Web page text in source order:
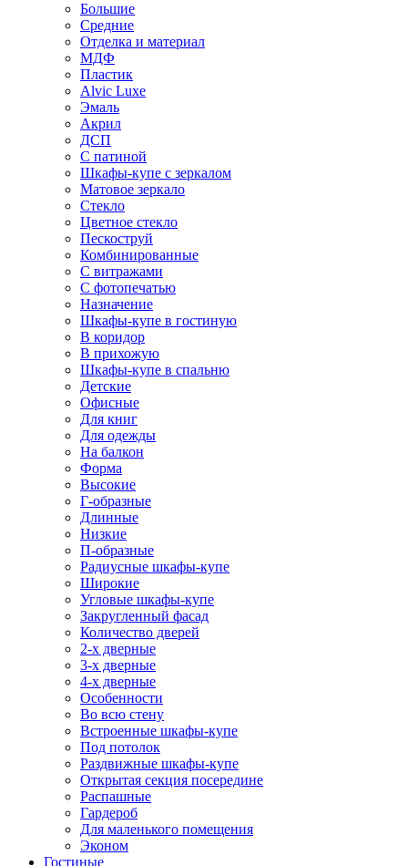
Большие
Средние
Отделка и материал
МДФ
Пластик
Alvic Luxe
Эмаль
Акрил
ДСП
С патиной
Шкафы-купе с зеркалом
Матовое зеркало
Стекло
Цветное стекло
Пескоструй
Комбинированные
С витражами
С фотопечатью
Назначение
Шкафы-купе в гостиную
В коридор
В прихожую
Шкафы-купе в спальню
Детские
Офисные
Для книг
Для одежды
На балкон
Форма
Высокие
Г-образные
Длинные
Низкие
П-образные
Радиусные шкафы-купе
Широкие
Угловые шкафы-купе
Закругленный фасад
Количество дверей
2-х дверные
3-х дверные
4-х дверные
Особенности
Во всю стену
Встроенные шкафы-купе
Под потолок
Раздвижные шкафы-купе
Открытая секция посередине
Распашные
Гардероб
Для маленького помещения
Эконом
Гостиные